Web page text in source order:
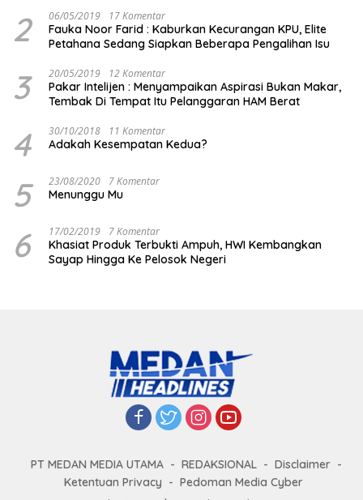
2 06/05/2019 17 Komentar
Fauka Noor Farid : Kaburkan Kecurangan KPU, Elite
Petahana Sedang Siapkan Beberapa Pengalihan Isu
3 20/05/2019 12 Komentar
Pakar Intelijen : Menyampaikan Aspirasi Bukan Makar,
Tembak Di Tempat Itu Pelanggaran HAM Berat
4 30/10/2018 11 Komentar
Adakah Kesempatan Kedua?
5 23/08/2020 7 Komentar
Menunggu Mu
6 17/02/2019 7 Komentar
Khasiat Produk Terbukti Ampuh, HWI Kembangkan
Sayap Hingga Ke Pelosok Negeri
PT MEDAN MEDIA UTAMA REDAKSIONAL
Disclaimer
Ketentuan Privacy
Pedoman Media Cyber